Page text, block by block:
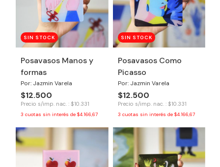
SIN STOCK
Posavasos Manos y
formas
Por: Jazmin Varela
$12.500
Precio s/imp. nac. : $10.331
3 cuotas sin interés de $4.166,67
SIN STOCK
Posavasos Como
Picasso
Por: Jazmin Varela
$12.500
Precio s/imp. nac. : $10.331
3 cuotas sin interés de $4.166,67